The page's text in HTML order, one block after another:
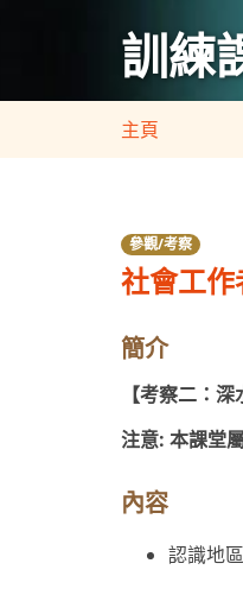
訓練
主頁
參觀/考察
社會工
簡介
【考察二：
注意: 本課堂
內容
認識地